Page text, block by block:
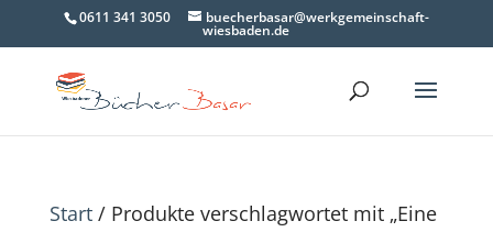
0611 341 3050 buecherbasar@werkgemeinschaft-
wiesbaden.de
Start/ Produkte verschlagwortet mit „Eine